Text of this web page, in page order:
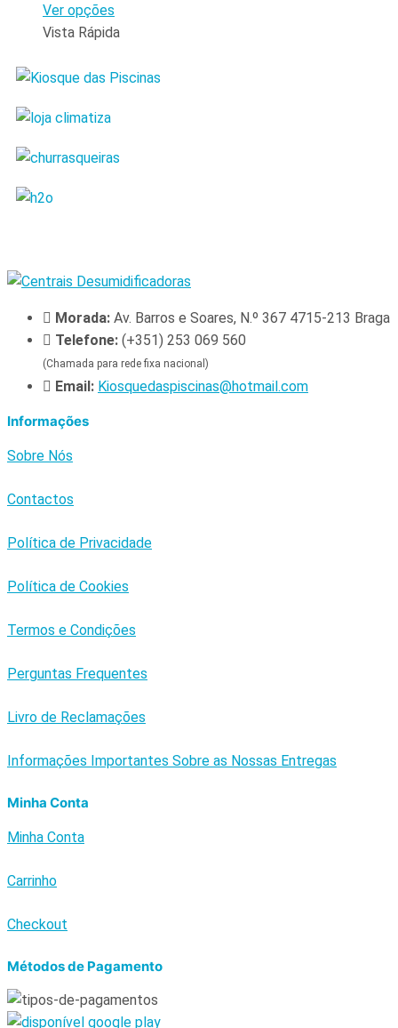
Ver opções
Vista Rápida
Morada: Av. Barros e Soares, N.º 367 4715-213 Braga
Telefone: (+351) 253 069 560
(Chamada para rede fixa nacional)
Email: Kiosquedaspiscinas@hotmail.com
Informações
Sobre Nós
Contactos
Política de Privacidade
Política de Cookies
Termos e Condições
Perguntas Frequentes
Livro de Reclamações
Informações Importantes Sobre as Nossas Entregas
Minha Conta
Minha Conta
Carrinho
Checkout
Métodos de Pagamento